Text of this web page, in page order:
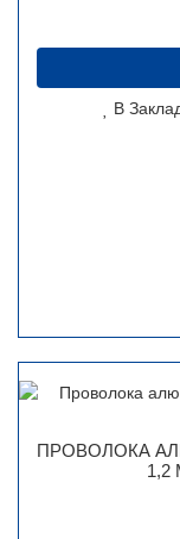
В
ПРОВОЛОКА
1,2